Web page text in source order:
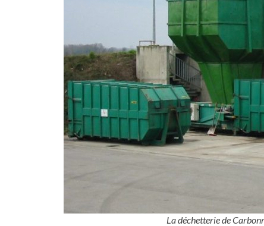
La déchetterie de